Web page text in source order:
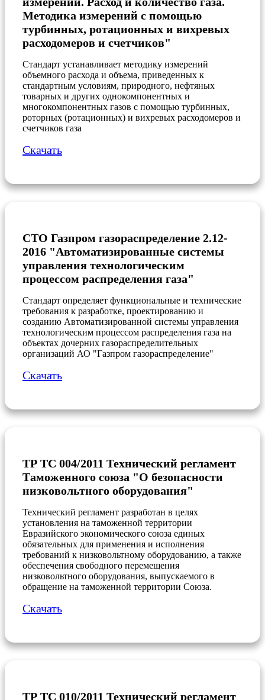
Методика измерений с помощью
турбинных, ротационных и вихревых
расходомеров и счетчиков"
Стандарт устанавливает методику измерений
объемного расхода и объема, приведенных к
стандартным условиям, природного, нефтяных
товарных и других однокомпонентных и
многокомпонентных газов с помощью турбинных,
роторных (ротационных) и вихревых расходомеров и
счетчиков газа
Скачать
СТО Газпром газораспределение 2.12-
2016 "Автоматизированные системы
управления технологическим
процессом распределения газа"
Стандарт определяет функциональные и технические
требования к разработке, проектированию и
созданию Автоматизированной системы управления
технологическим процессом распределения газа на
объектах дочерних газораспределительных
организаций АО "Газпром газораспределение"
Скачать
ТР ТС 004/2011 Технический регламент
Таможенного союза "О безопасности
низковольтного оборудования"
Технический регламент разработан в целях
установления на таможенной территории
Евразийского экономического союза единых
обязательных для применения и исполнения
требований к низковольтному оборудованию, а также
обеспечения свободного перемещения
низковольтного оборудования, выпускаемого в
обращение на таможенной территории Союза.
Скачать
ТР ТС 010/2011 Технический регламент